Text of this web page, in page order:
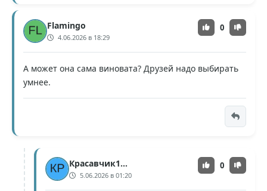
Flamingo
4.06.2026 в 18:29
0
А может она сама виновата? Друзей надо выбирать
умнее.
Красавчик100
5.06.2026 в 01:20
0